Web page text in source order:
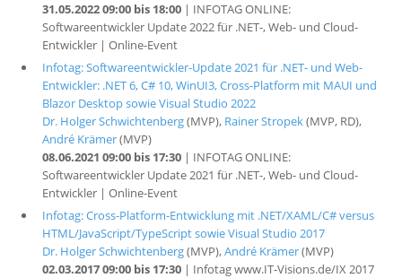
31.05.2022 09:00 bis 18:00| INFOTAG ONLINE:
Softwareentwickler Update 2022 für .NET-, Web- und Cloud-
Entwickler | Online-Event
Infotag: Softwareentwickler-Update 2021 für .NET- und Web-
Entwickler: .NET 6, C# 10, WinUI3, Cross-Platform mit MAUI und
Blazor Desktop sowie Visual Studio 2022
Dr. Holger Schwichtenberg(MVP), Rainer Stropek(MVP, RD),
André Krämer(MVP)
08.06.2021 09:00 bis 17:30| INFOTAG ONLINE:
Softwareentwickler Update 2021 für .NET-, Web- und Cloud-
Entwickler | Online-Event
Infotag: Cross-Platform-Entwicklung mit .NET/XAML/C# versus
HTML/JavaScript/TypeScript sowie Visual Studio 2017
Dr. Holger Schwichtenberg(MVP),André Krämer(MVP)
02.03.2017 09:00 bis 17:30| Infotag www.IT-Visions.de/IX 2017